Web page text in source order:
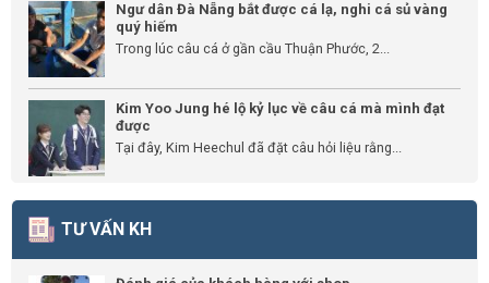
Ngư dân Đà Nẵng bắt được cá lạ, nghi cá sủ vàng
quý hiếm
Trong lúc câu cá ở gần cầu Thuận Phước, 2...
Kim Yoo Jung hé lộ kỷ lục về câu cá mà mình đạt
được
Tại đây, Kim Heechul đã đặt câu hỏi liệu rằng...
TƯ VẤN KH